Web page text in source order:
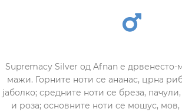
Supremacy Silver од Afnan е
мажи. Горните ноти се ананас, црна
јаболко; средните ноти се бреза,
и роза; основните ноти се мошус,